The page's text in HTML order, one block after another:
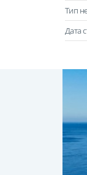
Тип
Дата